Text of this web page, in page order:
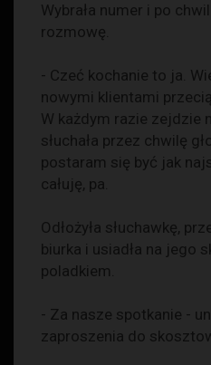
Wybrała numer i po
rozmowę.
- Czeć kochanie to ja.
nowymi klientami
W każdym razie zejdzie
słuchała przez chwilę
postaram się być jak
całuję, pa.
Odłożyła słuchawkę,
biurka i usiadła na jego
poladkiem.
- Za nasze spotkanie -
zaproszenia do